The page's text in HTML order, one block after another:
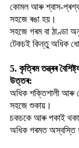
কোমল আৰু শ্বাস-
সহজে ৰঙা হয়।
সহজে গৰম বা ঠাণ্ডা
টেকচই কিন্তু অধিক
5. কৃত্ৰিম তন্ত্ৰৰ
উত্তৰ:
অধিক শক্তিশালী আৰু
সহজে শুকায়।
চকচকে আৰু পকাই থকা
অধিক গৰমত অস্বস্তি